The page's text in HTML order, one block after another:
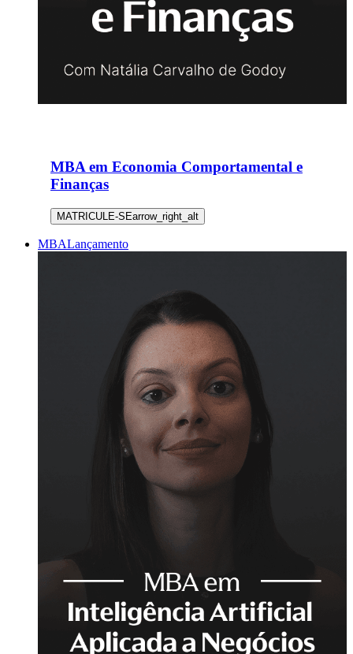
MBA em Economia Comportamental e
Finanças
MATRICULE-SEarrow_right_alt
MBALançamento